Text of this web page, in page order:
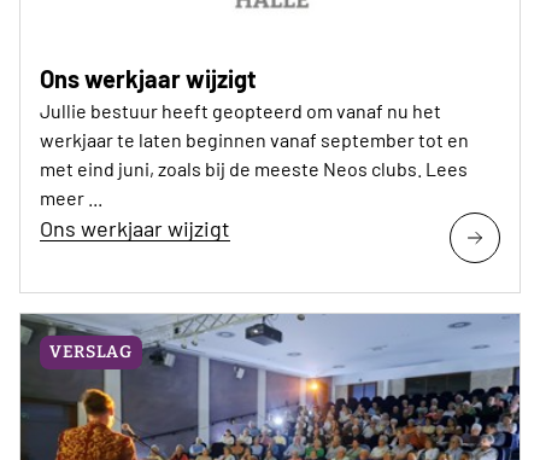
Ons werkjaar wijzigt
Jullie bestuur heeft geopteerd om vanaf nu het
werkjaar te laten beginnen vanaf september tot en
met eind juni, zoals bij de meeste Neos clubs. Lees
meer ...
Ons werkjaar wijzigt
VERSLAG